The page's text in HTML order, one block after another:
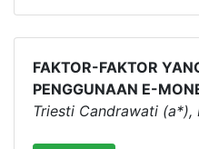
FAKTOR-FAKTOR
PENGGUNAAN E-
Triesti Candrawati (a*),